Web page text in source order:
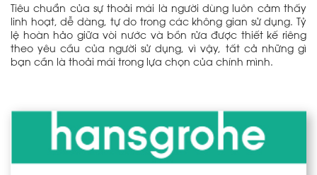
Tiêu chuẩn của sự thoải mái là người dùng luôn cảm thấy
linh hoạt, dễ dàng, tự do trong các không gian sử dụng. Tỷ
lệ hoàn hảo giữa vòi nước và bồn rửa được thiết kế riêng
theo yêu cầu của người sử dụng, vì vậy, tất cả những gì
bạn cần là thoải mái trong lựa chọn của chính mình.